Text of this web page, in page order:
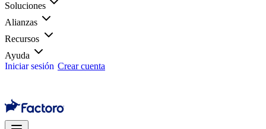
Soluciones
Alianzas
Recursos
Ayuda
Iniciar sesión Crear cuenta